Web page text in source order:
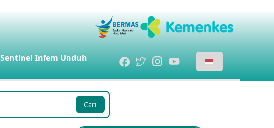
Sentinel Infem Unduh
Cari